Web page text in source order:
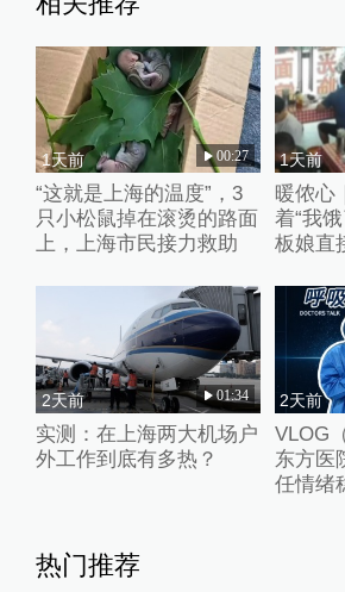
1天前 00:27
“这就是上海的温度”，3
只小松鼠掉在滚烫的路面
上，上海市民接力救助
1天前
暖侬心
着“我
板娘直
2天前 01:34
实测：在上海两大机场户
外工作到底有多热？
2天前
VLOG
东方医
任情绪
热门推荐